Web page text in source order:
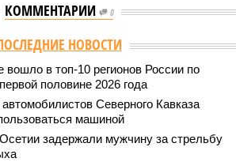
КОММЕНТАРИИ 0
НОВОСТИ
вошло в топ-10 регионов России по
половине 2026 года
Северного Кавказа
машиной
задержали мужчину за стрельбу